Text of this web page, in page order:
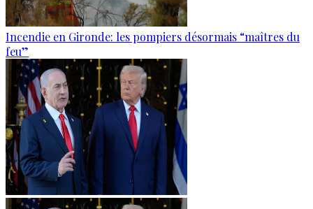
Incendie en Gironde: les pompiers désormais “maîtres du
feu”